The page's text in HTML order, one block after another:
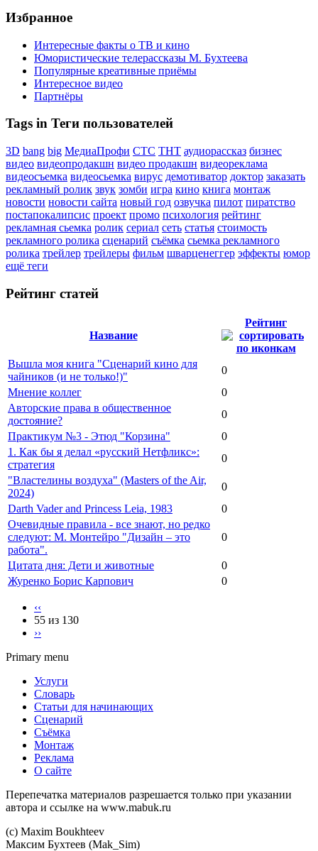
Избранное
Интересные факты о ТВ и кино
Юмористические телерассказы М. Бухтеева
Популярные креативные приёмы
Интересное видео
Партнёры
Tags in Теги пользователей
3D bang big МедиаПрофи СТС ТНТ аудиорассказ бизнес
видео видеопродакшн видео продакшн видеореклама
видеосъемка видеосьемка вирус демотиватор доктор заказать
рекламный ролик звук зомби игра кино книга монтаж
новости новости сайта новый год озвучка пилот пиратство
постапокалипсис проект промо психология рейтинг
рекламная сьемка ролик сериал сеть статья стоимость
рекламного ролика сценарий съёмка сьемка рекламного
ролика трейлер трейлеры фильм шварценеггер эффекты юмор
ещё теги
Рейтинг статей
Название
Рейтинг
Вышла моя книга "Сценарий кино для
чайников (и не только!)"
0
Мнение коллег
0
Авторские права в общественное
достояние?
0
Практикум №3 - Этюд "Корзина"
0
1. Как бы я делал «русский Нетфликс»:
стратегия
0
"Властелины воздуха" (Masters of the Air,
2024)
0
Darth Vader and Princess Leia, 1983
0
Очевидные правила - все знают, но редко
следуют: М. Монтейро "Дизайн – это
работа".
0
Цитата дня: Дети и животные
0
Журенко Борис Карпович
0
‹‹
55 из 130
››
Primary menu
Услуги
Словарь
Статьи для начинающих
Сценарий
Съёмка
Монтаж
Реклама
О сайте
Перепечатка материалов разрешается только при указании
автора и ссылке на www.mabuk.ru
(c) Maхim Boukhteev
Максим Бухтеев (Mak_Sim)